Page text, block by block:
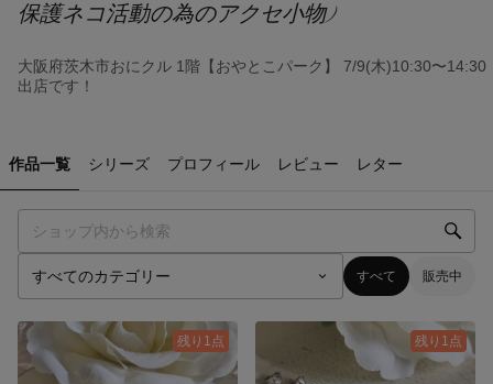
保護ネコ活動の為のアクセ小物)
大阪府茨木市おにクル 1階【おやとこパーク】 7/9(木)10:30〜14:30
出店です！
作品一覧 シリーズ プロフィール レビュー レター
すべて 販売中
残り1点 残り1点